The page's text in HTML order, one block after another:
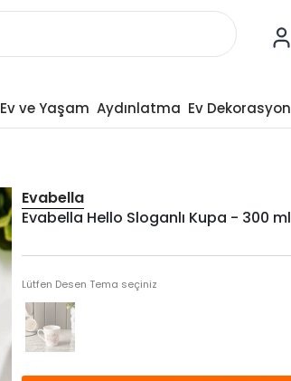
Ev ve Yaşam Aydınlatma Ev Dekorasyon
Evabella
Evabella Hello Sloganlı Kupa - 300 ml
Lütfen Desen Tema seçiniz